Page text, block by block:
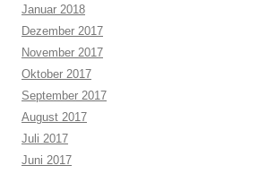
Januar 2018
Dezember 2017
November 2017
Oktober 2017
September 2017
August 2017
Juli 2017
Juni 2017